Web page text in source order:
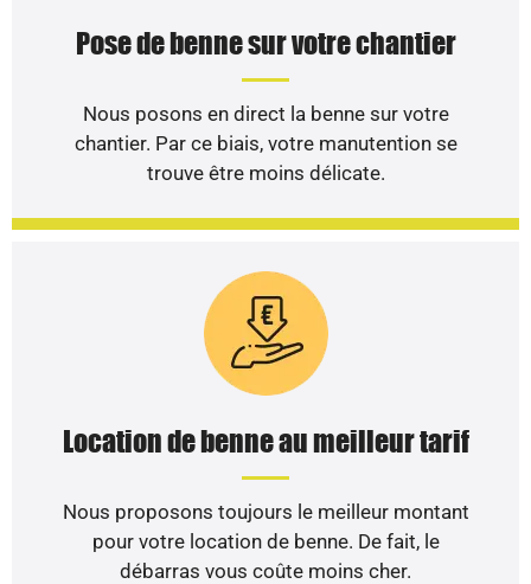
Pose de benne sur votre chantier
Nous posons en direct la benne sur votre
chantier. Par ce biais, votre manutention se
trouve être moins délicate.
Location de benne au meilleur tarif
Nous proposons toujours le meilleur montant
pour votre location de benne. De fait, le
débarras vous coûte moins cher.